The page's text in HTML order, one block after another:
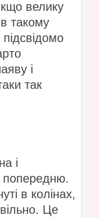
велику
такому
і
так
і
попередню.
в колінах,
Це